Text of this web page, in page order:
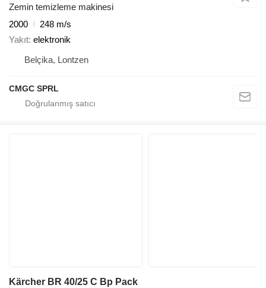
Zemin temizleme makinesi
2000
248 m/s
Yakıt elektronik
Belçika, Lontzen
CMGC SPRL
Kärcher BR 40/25 C Bp Pack